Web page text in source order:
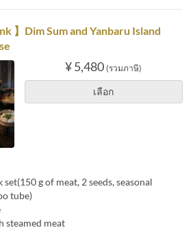
】Dim Sum and Yanbaru Island
¥ 5,480 (รวมภาษี)
เลือก
g of meat, 2 seeds, seasonal
tube)
steamed meat